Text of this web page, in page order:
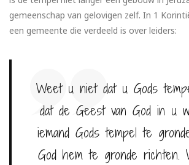
gemeenschap van gelovigen zelf. In 1
een gemeente die verdeeld is over leiders:
Weet u niet dat u Gods
dat de Geest van God in u
iemand Gods tempel te
God hem te gronde richten.